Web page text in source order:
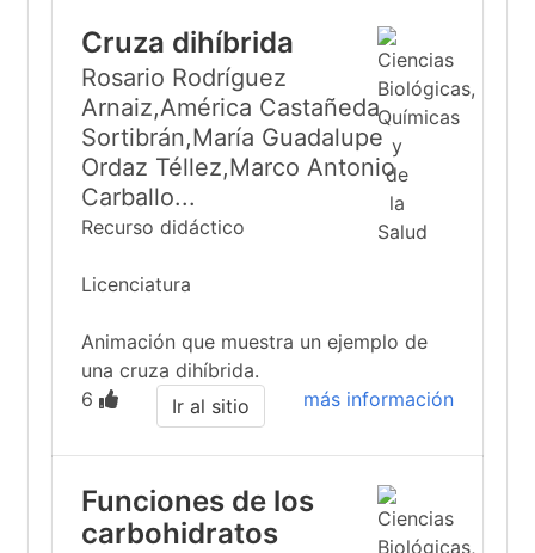
Cruza dihíbrida
Rosario Rodríguez
Arnaiz,América Castañeda
Sortibrán,María Guadalupe
Ordaz Téllez,Marco Antonio
Carballo...
Recurso didáctico
Licenciatura
Animación que muestra un ejemplo de
una cruza dihíbrida.
6
más información
Ir al sitio
Funciones de los
carbohidratos